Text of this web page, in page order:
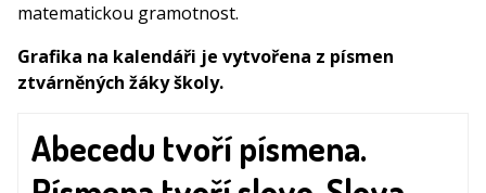
matematickou gramotnost.
Grafika na kalendáři je vytvořena z písmen
ztvárněných žáky školy.
Abecedu tvoří písmena.